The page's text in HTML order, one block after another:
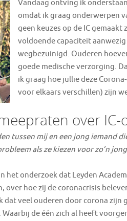
Vandaag ontving ik
omdat ik graag onderwerpen
geen keuzes op de IC
voldoende capaciteit
wegbezuinigd. Ouderen
goede medische verzorging.
ik graag hoe jullie deze
voor elkaars verschillen) zijn
over IC-
tussen mij en een jong iemand
als ze kiezen voor zo’n
het onderzoek dat Leyden
over hoe zij de coronacrisis
veel ouderen door corona zijn
de één zich al heeft